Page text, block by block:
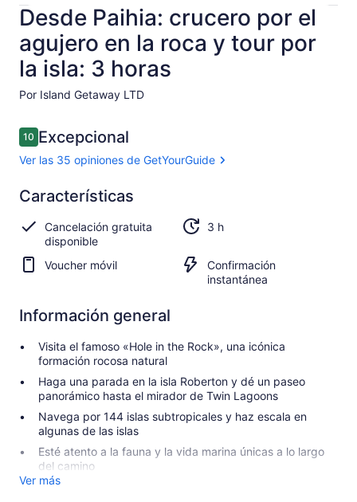
Desde Paihia: crucero por el
agujero en la roca y tour por
la isla: 3 horas
Por Island Getaway LTD
Opiniones
1010 de 10
Excepcional
Ver las 35 opiniones de GetYourGuide
10.0
10.0 de 10
Excepcional
Ver las 35
opiniones de
GetYourGuide
Características
Cancelación gratuita
disponible
3 h
Voucher móvil
Confirmación
instantánea
Información general
Visita el famoso «Hole in the Rock», una icónica
formación rocosa natural
Haga una parada en la isla Roberton y dé un paseo
panorámico hasta el mirador de Twin Lagoons
Navega por 144 islas subtropicales y haz escala en
algunas de las islas
Esté atento a la fauna y la vida marina únicas a lo largo
del camino
Ver más